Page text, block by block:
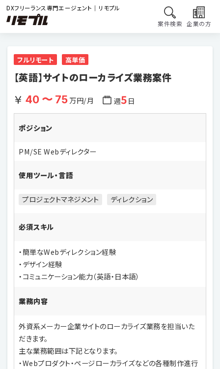
DXフリーランス専門エージェント｜リモプル
案件検索 企業の方
フルリモート 高単価
【英語】サイトのローカライズ業務案件
40 〜 75万円/月 週5日
ポジション
PM/SE Webディレクター
使用ツール・言語
プロジェクトマネジメント ディレクション
必須スキル
・簡単なWebディレクション経験
・デザイン経験
・コミュニケーション能力（英語・日本語）
業務内容
外資系メーカー企業サイトのローカライズ業務を担当いた
だきます。
主な業務範囲は下記となります。
・Webプロダクト・ページローカライズなどの各種制作進行